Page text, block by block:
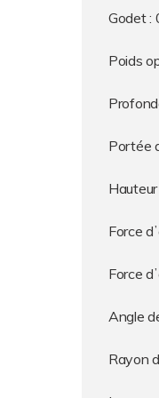
Godet :
Poids
Portée
Force
Force
Angle
Rayon